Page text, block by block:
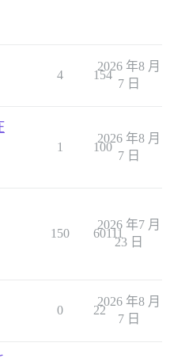
4 154
2026 年8 月
7 日
1 100
2026 年8 月
7 日
150 60111
2026 年7 月
23 日
0 22
2026 年8 月
7 日